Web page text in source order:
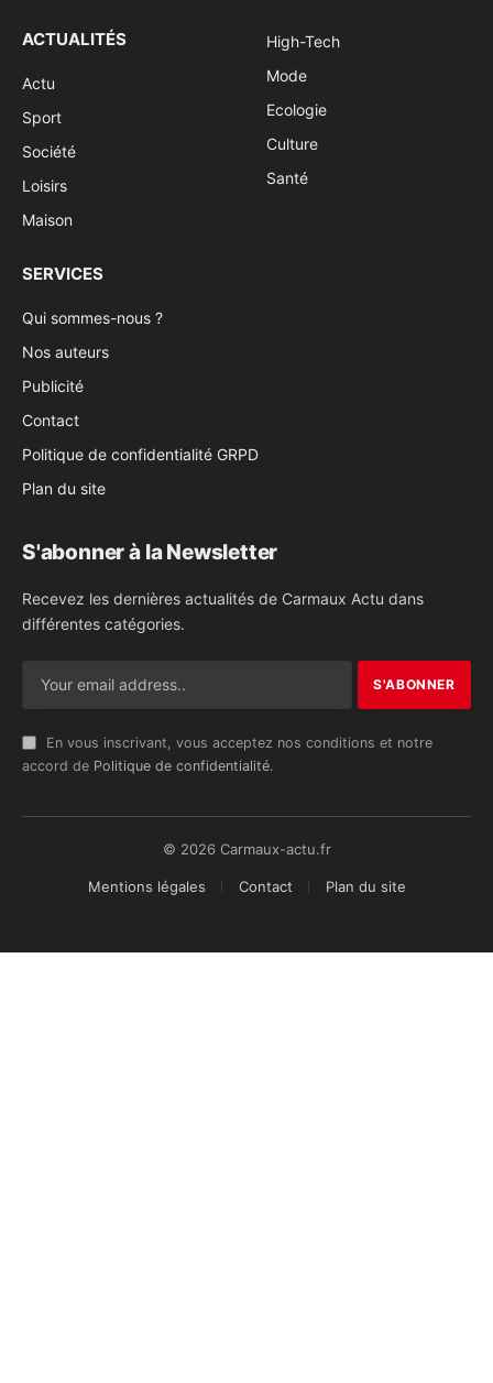
ACTUALITÉS
Actu
Sport
Société
Loisirs
Maison
High-Tech
Mode
Ecologie
Culture
Santé
SERVICES
Qui sommes-nous ?
Nos auteurs
Publicité
Contact
Politique de confidentialité GRPD
Plan du site
S'abonner à la Newsletter
Recevez les dernières actualités de Carmaux Actu dans
différentes catégories.
En vous inscrivant, vous acceptez nos conditions et notre
accord de Politique de confidentialité.
© 2026 Carmaux-actu.fr
Mentions légales Contact Plan du site